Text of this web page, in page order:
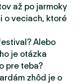
až po jarmoky
o veciach, ktoré
Alebo
je otázka
pre teba?
zhôd je o